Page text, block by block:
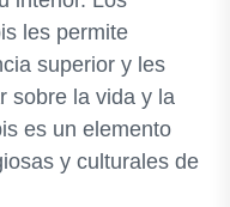
les permite
superior y les
sobre la vida y la
es un elemento
y culturales de